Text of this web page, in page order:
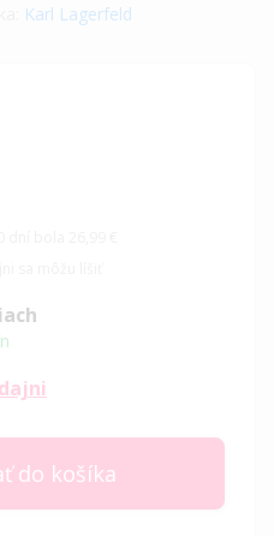
Karl Lagerfeld
do košíka